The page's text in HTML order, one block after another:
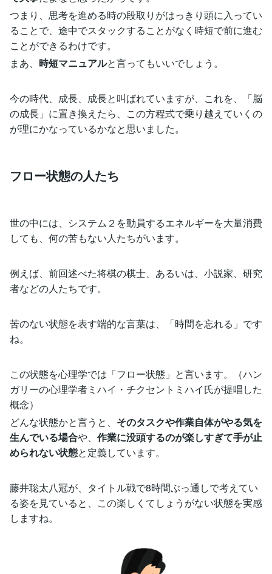
つまり、思考を進める時の段取りがはっきり頭に入ってい
ることで、途中でスタックすることがなく時短で前に進む
ことができるわけです。
まあ、 時短マニュアルと言ってもいいでしょう。
今の時代、成長、成長と叫ばれていますが、これを、「脳
の成長」に置き換えたら、この方程式で乗り越えていくの
が理にかなっているかなと思いました。
フロー状態の人たち
世の中には、システム２を動員するエネルギーを大量消費
しても、何の苦もない人たちがいます。
例えば、前回述べた将棋の棋士、あるいは、小説家、研究
者などの人たちです。
苦のない状態を表す端的な言葉は、「時間を忘れる」です
ね。
この状態を心理学では「フロー状態」と言います。（ハン
ガリーの心理学者ミハイ・チクセントミハイ氏が提唱した
概念）
どんな状態かと言うと、 そのタスクや作業自体がやる気を
生んでいる場合や、 作業に没頭するのが楽しすぎて手が止
められない状態と定義しています。
藤井聡太八冠が、タイトル戦で8時間ぶっ通しで考えてい
る姿を見ていると、この楽しくてしょうがない状態を実感
しますね。